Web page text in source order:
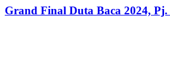
Grand Final Duta Baca 2024,